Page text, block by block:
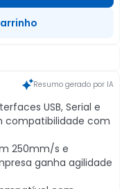
Resumo gerado por IA
USB, Serial e
compatibilidade com
250mm/s e
ganha agilidade